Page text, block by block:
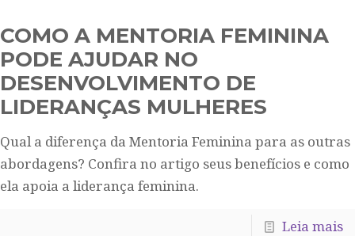
COMO A MENTORIA FEMININA
PODE AJUDAR NO
DESENVOLVIMENTO DE
LIDERANÇAS MULHERES
Qual a diferença da Mentoria Feminina para as outras
abordagens? Confira no artigo seus benefícios e como
ela apoia a liderança feminina.
Leia mais